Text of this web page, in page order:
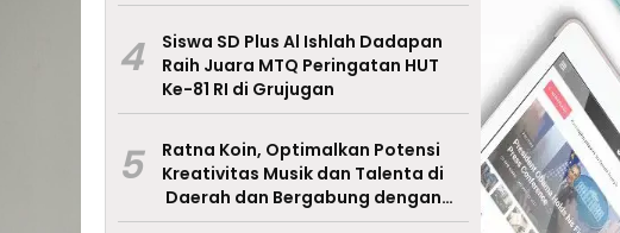
4
Siswa SD Plus Al Ishlah Dadapan
Raih Juara MTQ Peringatan HUT
Ke-81 RI di Grujugan
5
Ratna Koin, Optimalkan Potensi
Kreativitas Musik dan Talenta di
Daerah dan Bergabung dengan
Ekraf Pasuruan